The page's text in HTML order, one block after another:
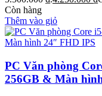
Còn hàng
Thêm vào giỏ
PC Văn phòng
256GB & Màn